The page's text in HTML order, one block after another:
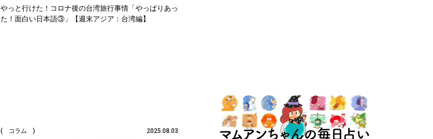
やっと行けた！コロナ後の台湾旅行事情「やっぱりあっ
た！面白い日本語③」【週末アジア：台湾編】
( コラム ) 2025.08.03